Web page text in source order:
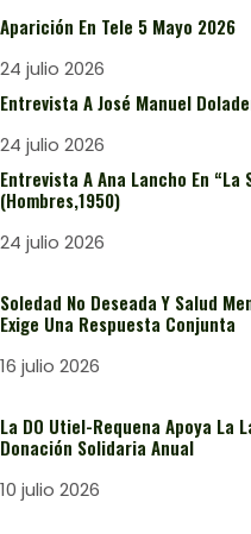
Aparición En Tele 5 Mayo 2026
24 julio 2026
Entrevista A José Manuel
24 julio 2026
Entrevista A Ana Lancho En
(Hombres,1950)
24 julio 2026
Soledad No Deseada Y Salud
Exige Una Respuesta Conjunta
16 julio 2026
La DO Utiel-Requena Apoya La
Donación Solidaria Anual
10 julio 2026